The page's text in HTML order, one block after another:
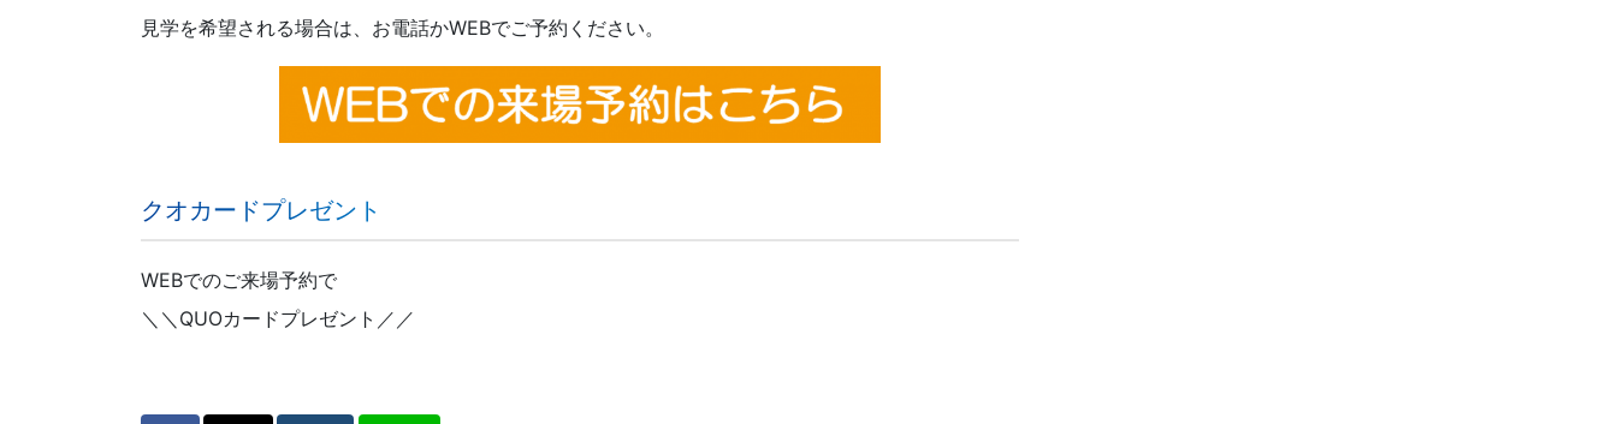
見学を希望される場合は、お電話かWEBでご予約ください。
クオカードプレゼント
WEBでのご来場予約で
＼＼QUOカードプレゼント／／